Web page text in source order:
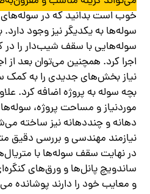
خوب است بدانید که در سوله‌های
سوله‌ها به یکدیگر نیز وجود
سوله‌هایی با سقف شیب‌دار را
اجرا کرد. همچنین می‌توان بعد از
نیاز بخش‌های جدیدی را به کمک
بچه سوله به پروژه اضافه کرد.
موردنیاز و مساحت پروژه،
دهانه و چنددهانه نیز ساخته
نیازمند مهندسی و بررسی
در نهایت سقف سوله‌ها با
ساندویچ پانل‌ها و ورق‌های
و معایب خود را دارند پوشانده